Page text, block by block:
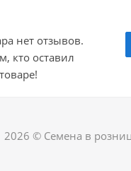
нет отзывов.
кто оставил
2026 © Семена в